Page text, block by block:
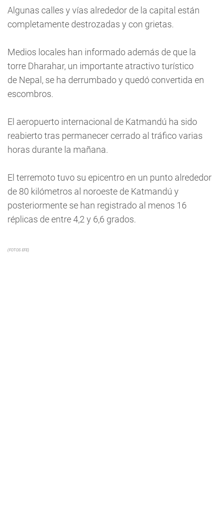
Algunas calles y vías alrededor de la capital están
completamente destrozadas y con grietas.
Medios locales han informado además de que la
torre Dharahar, un importante atractivo turístico
de Nepal, se ha derrumbado y quedó convertida en
escombros.
El aeropuerto internacional de Katmandú ha sido
reabierto tras permanecer cerrado al tráfico varias
horas durante la mañana.
El terremoto tuvo su epicentro en un punto alrededor
de 80 kilómetros al noroeste de Katmandú y
posteriormente se han registrado al menos 16
réplicas de entre 4,2 y 6,6 grados.
(FOTOS EFE)